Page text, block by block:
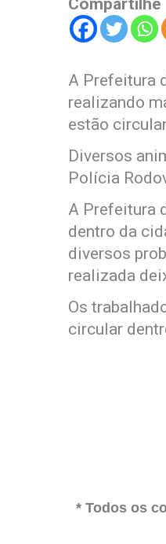
Compartilhe
A Prefeitura
realizando
estão
Diversos
Polícia
A Prefeitura
dentro da
diversos
realizada
Os
circular
* Todos os